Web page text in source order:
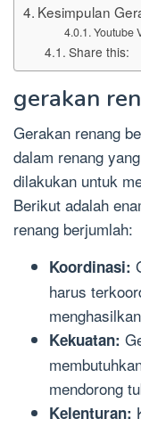
Kesimpulan
Youtube
Share this:
gerakan
Gerakan renang
dalam renang
dilakukan untuk
Berikut adalah
renang berjumlah:
Koordinasi:
harus
Kekuatan:
mendorong
Kelenturan: